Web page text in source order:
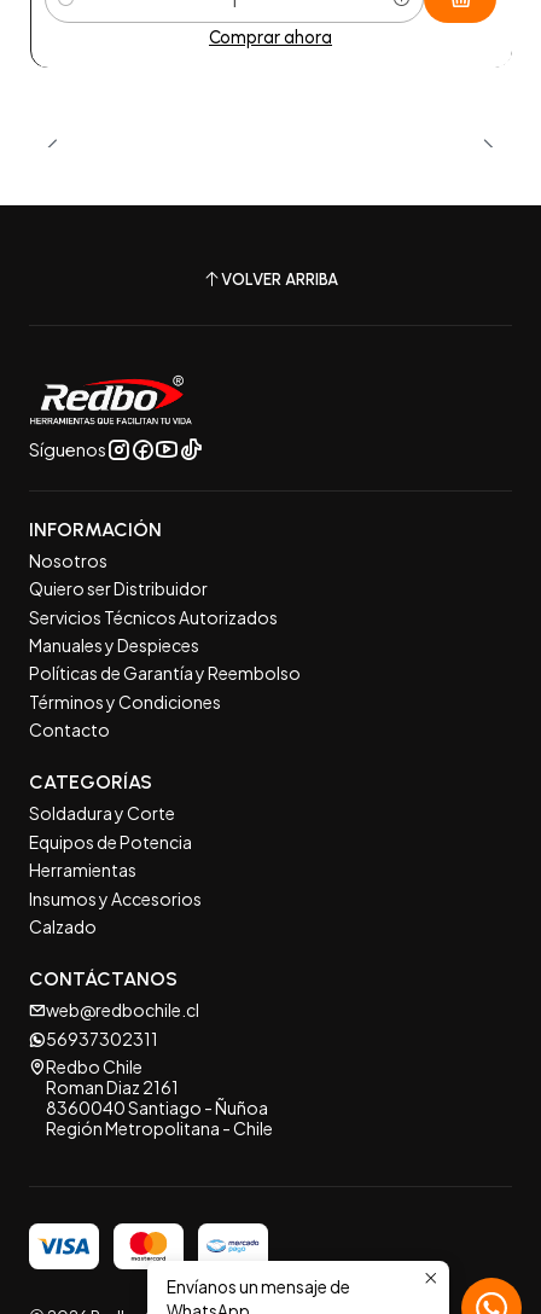
Cantidad
Comprar ahora
VOLVER ARRIBA
Síguenos
INFORMACIÓN
Nosotros
Quiero ser Distribuidor
Servicios Técnicos Autorizados
Manuales y Despieces
Políticas de Garantía y Reembolso
Términos y Condiciones
Contacto
CATEGORÍAS
Soldadura y Corte
Equipos de Potencia
Herramientas
Insumos y Accesorios
Calzado
CONTÁCTANOS
web@redbochile.cl
56937302311
Redbo Chile
Roman Diaz 2161
8360040 Santiago - Ñuñoa
Región Metropolitana - Chile
Envíanos un mensaje de